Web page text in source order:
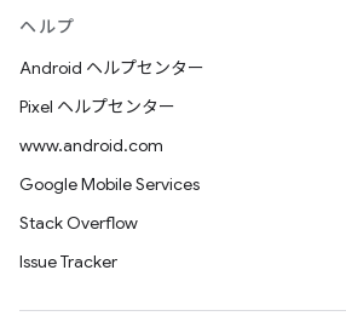
ヘルプ
Android ヘルプセンター
Pixel ヘルプセンター
www.android.com
Google Mobile Services
Stack Overflow
Issue Tracker